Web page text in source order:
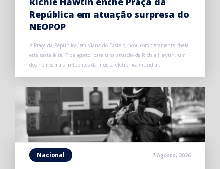
República em atuação surpresa do
NEOPOP
A Praça da República, em Viana do Castelo, ficou completamente cheia
esta sexta-feira, 7 de agosto, para uma atuação de Richie Hawtin, um
dos nomes mais influentes da música eletrónica mundial.
Nacional 7 Agosto, 2026